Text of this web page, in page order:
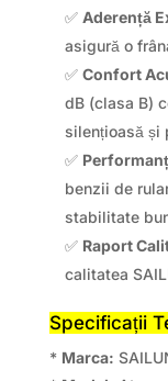
✅ Aderență
asigură o
✅ Confort
dB (clasa B)
silențioasă și
✅
benzii de
stabilitate
✅ Raport
calitatea
Specificații
* Marca: